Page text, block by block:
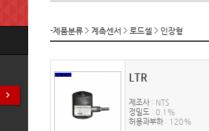
-제품분류 계측센서 로드셀 인장형
LTR
제조사 : NTS
정밀도 : 0.1%
허용과부하 : 120%